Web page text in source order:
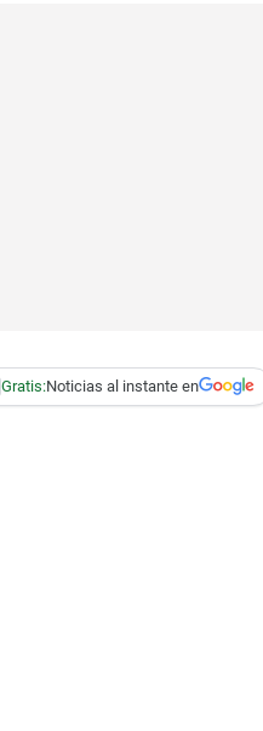
Gratis:Noticias al instante en